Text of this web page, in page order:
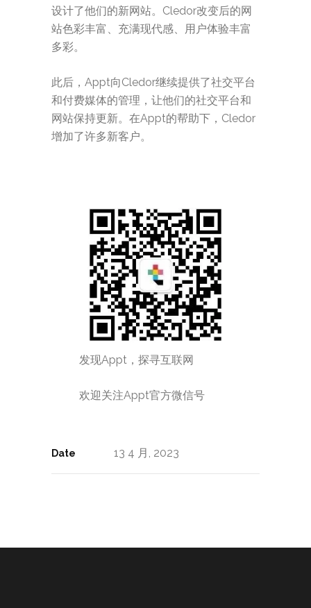
设计了他们的新网站。Cledor改变后的网
站色彩丰富、充满现代感、用户体验丰富
多彩。
此后，Appt向Cledor继续提供了社交平台
和付费媒体的管理，让他们的社交平台和
网站保持更新。在Appt的帮助下，Cledor
增加了许多新客户。
发现Appt，探寻互联网
欢迎关注Appt官方微信号
Date 13 4 月, 2023